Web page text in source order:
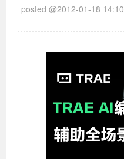
posted @2012-01-18 14:10